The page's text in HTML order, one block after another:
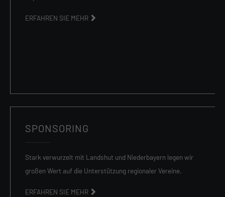
ERFAHREN SIE MEHR
SPONSORING
Stark verwurzelt mit Landshut und Niederbayern legen wir
großen Wert auf die Unterstützung regionaler Vereine.
ERFAHREN SIE MEHR